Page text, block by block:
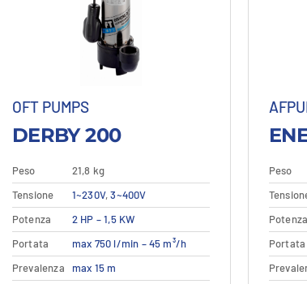
Dettagli
Questo
prodotto
ha
più
OFT PUMPS
DERBY 200
Peso
21,8 kg
Tensione
1~230V,3~400V
Potenza
2 HP – 1,5 KW
Portata
max 750 l/min – 45 m³/h
Prevalenza
max 15 m
Peso
Potenza
Portata